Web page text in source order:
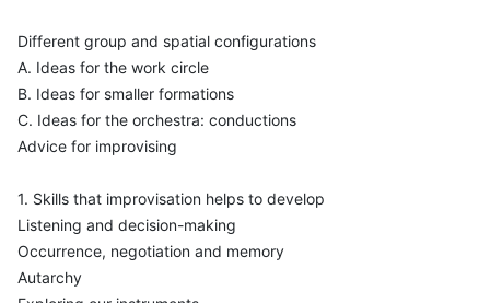
Different group and spatial configurations
A. Ideas for the work circle
B. Ideas for smaller formations
C. Ideas for the orchestra: conductions
Advice for improvising
1. Skills that improvisation helps to develop
Listening and decision-making
Occurrence, negotiation and memory
Autarchy